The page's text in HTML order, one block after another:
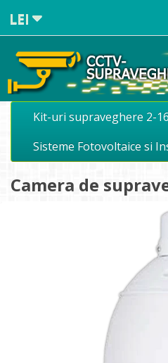
LEI
Kit-uri supraveghere 2-
Sisteme Fotovoltaice si
Camera de